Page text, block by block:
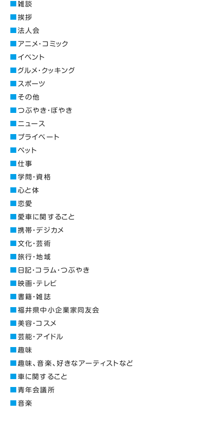
雑談
挨拶
法人会
アニメ・コミック
イベント
グルメ・クッキング
スポーツ
その他
つぶやき・ぼやき
ニュース
プライベート
ペット
仕事
学問・資格
心と体
恋愛
愛車に関すること
携帯・デジカメ
文化・芸術
旅行・地域
日記・コラム・つぶやき
映画・テレビ
書籍・雑誌
福井県中小企業家同友会
美容・コスメ
芸能・アイドル
趣味
趣味、音楽、好きなアーティストなど
車に関すること
青年会議所
音楽